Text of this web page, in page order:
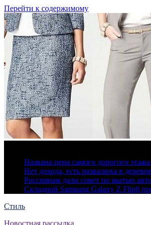
Перейти к содержимому
Названа цена самого дорогого
Нет дохода, есть развалюха в
Россиянам дали совет по мытью
Складной Samsung Galaxy Z Flip8
Стиль
Новостная рассылка